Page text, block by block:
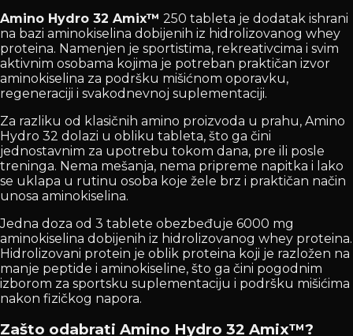
Amino Hydro 32 Amix™ 250 tableta je dodatak ishrani
na bazi aminokiselina dobijenih iz hidrolizovanog whey
proteina. Namenjen je sportistima, rekreativcima i svim
aktivnim osobama kojima je potreban praktičan izvor
aminokiselina za podršku mišićnom oporavku,
regeneraciji i svakodnevnoj suplementaciji.
Za razliku od klasičnih amino proizvoda u prahu, Amino
Hydro 32 dolazi u obliku tableta, što ga čini
jednostavnim za upotrebu tokom dana, pre ili posle
treninga. Nema mešanja, nema pripreme napitka i lako
se uklapa u rutinu osoba koje žele brz i praktičan način
unosa aminokiselina.
Jedna doza od 3 tablete obezbeđuje 6000 mg
aminokiselina dobijenih iz hidrolizovanog whey proteina.
Hidrolizovani protein je oblik proteina koji je razložen na
manje peptide i aminokiseline, što ga čini pogodnim
izborom za sportsku suplementaciju i podršku mišićima
nakon fizičkog napora.
Zašto odabrati Amino Hydro 32 Amix™?